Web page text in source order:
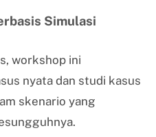
Simulasi
workshop ini
nyata dan studi kasus
skenario yang